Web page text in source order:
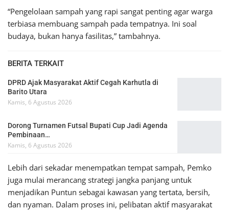
“Pengelolaan sampah yang rapi sangat penting agar warga
terbiasa membuang sampah pada tempatnya. Ini soal
budaya, bukan hanya fasilitas,” tambahnya.
BERITA TERKAIT
DPRD Ajak Masyarakat Aktif Cegah Karhutla di
Barito Utara
Kamis, 6 Agustus 2026
Dorong Turnamen Futsal Bupati Cup Jadi Agenda
Pembinaan…
Kamis, 6 Agustus 2026
Lebih dari sekadar menempatkan tempat sampah, Pemko
juga mulai merancang strategi jangka panjang untuk
menjadikan Puntun sebagai kawasan yang tertata, bersih,
dan nyaman. Dalam proses ini, pelibatan aktif masyarakat